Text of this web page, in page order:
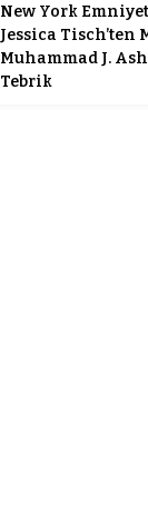
New York
Jessica Tisch’ten
Muhammad J.
Tebrik